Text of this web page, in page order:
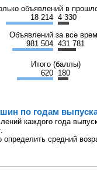
объявлений в
18 214 4 330
Объявлений за все
981 504 431 781
Итого (баллы)
620 180
по годам
каждого года
средний